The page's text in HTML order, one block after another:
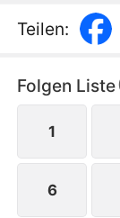
eine Woche
Freiheit,
Teilen:
Folgen Liste
1
6